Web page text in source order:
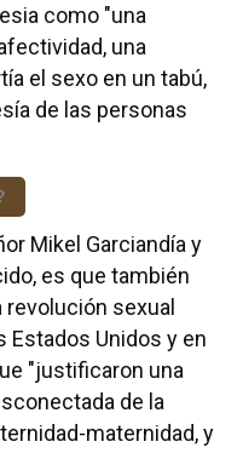
como "una
una
el sexo en un tabú,
de las personas
Mikel Garciandía y
es que también
revolución sexual
Estados Unidos y en
"justificaron una
de la
maternidad, y